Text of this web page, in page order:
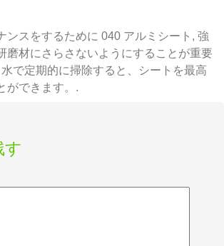
ンスをするために 040 アルミシート, 強
磨材にさらさないようにすることが重要
で定期的に掃除すると、シートを最高
ができます。.
す